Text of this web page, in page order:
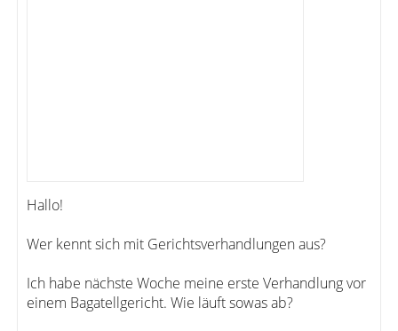
Hallo!
Wer kennt sich mit Gerichtsverhandlungen aus?
Ich habe nächste Woche meine erste Verhandlung vor
einem Bagatellgericht. Wie läuft sowas ab?